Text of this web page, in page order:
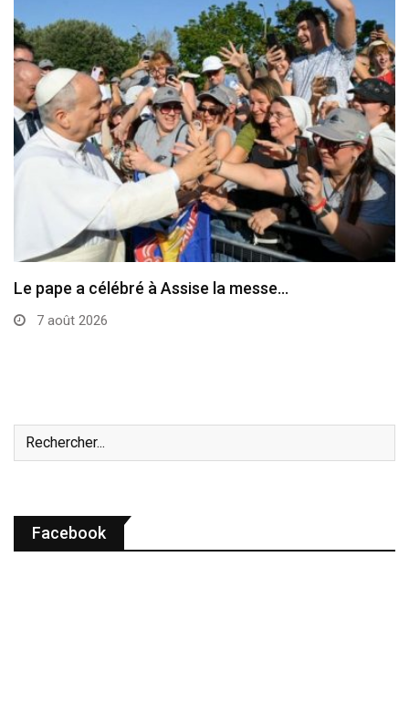
Le pape a célébré à Assise la messe…
7 août 2026
Facebook